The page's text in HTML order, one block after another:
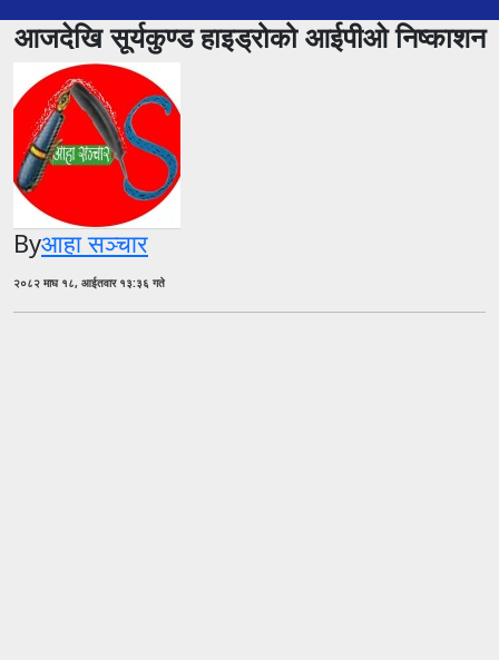
आजदेखि सूर्यकुण्ड हाइड्रोको आईपीओ निष्काशन
Byआहा सञ्चार
२०८२ माघ १८, आईतवार १३:३६ गते